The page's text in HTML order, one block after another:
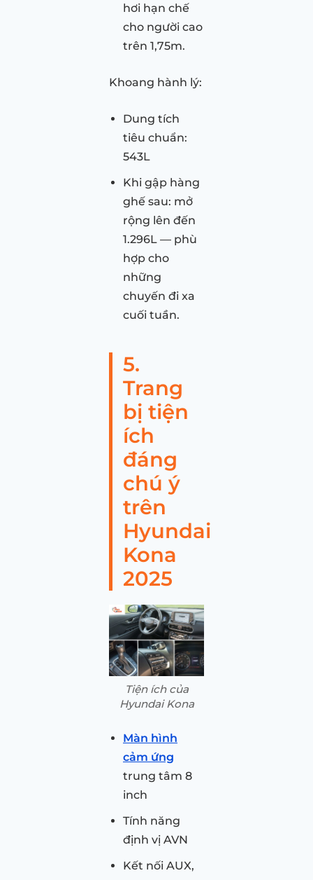
hơi hạn chế
cho người cao
trên 1,75m.
Khoang hành lý:
Dung tích
tiêu chuẩn:
543L
Khi gập hàng
ghế sau: mở
rộng lên đến
1.296L — phù
hợp cho
những
chuyến đi xa
cuối tuần.
5.
Trang
bị tiện
ích
đáng
chú ý
trên
Hyundai
Kona
2025
Tiện ích của
Hyundai Kona
Màn hình
cảm ứng
trung tâm 8
inch
Tính năng
định vị AVN
Kết nối AUX,